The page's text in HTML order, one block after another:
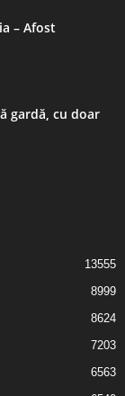
– Afost
gardă, cu doar
13555
8999
8624
7203
6563